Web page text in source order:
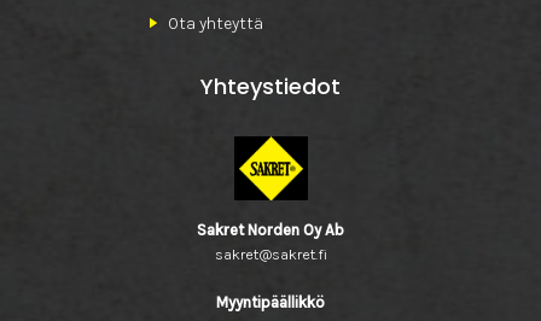
Ota yhteyttä
Yhteystiedot
Sakret Norden Oy Ab
sakret@sakret.fi
Myyntipäällikkö